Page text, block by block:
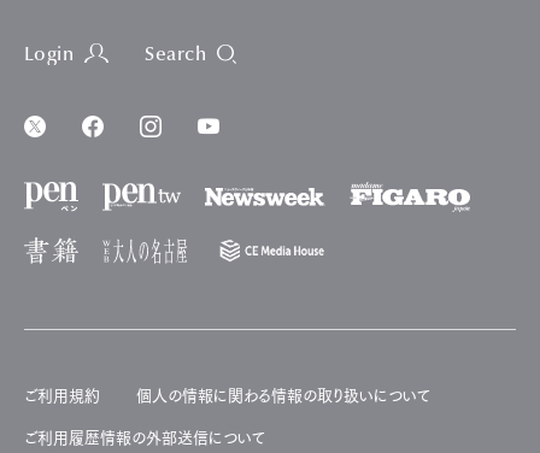
Login Search
ご利用規約 個人の情報に関わる情報の取り扱いについて
ご利用履歴情報の外部送信について